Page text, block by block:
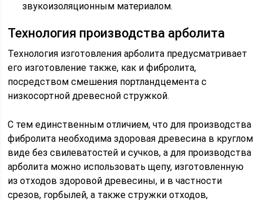
звукоизоляционным материалом.
Технология производства арболита
Технология изготовления арболита предусматривает
его изготовление также, как и фибролита,
посредством смешения портландцемента с
низкосортной древесной стружкой.
С тем единственным отличием, что для производства
фибролита необходима здоровая древесина в круглом
виде без свилеватостей и сучков, а для производства
арболита можно использовать щепу, изготовленную
из отходов здоровой древесины, и в частности
срезов, горбылей, а также стружки отходов,